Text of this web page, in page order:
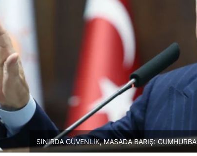
SINIRDA GÜVENLİK, MASADA BARIŞ: